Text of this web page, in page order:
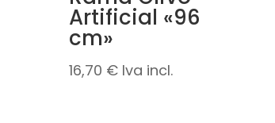
Artificial «96
cm»
16,70 € Iva incl.